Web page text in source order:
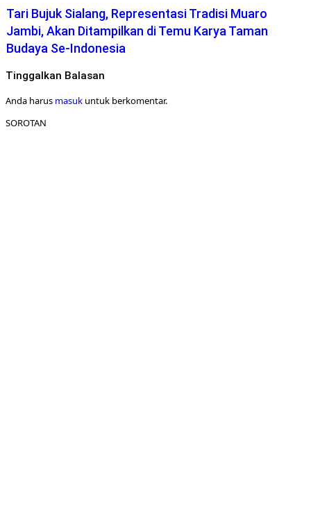
Tari Bujuk Sialang, Representasi Tradisi Muaro
Jambi, Akan Ditampilkan di Temu Karya Taman
Budaya Se-Indonesia
Tinggalkan Balasan
Anda harus masuk untuk berkomentar.
SOROTAN